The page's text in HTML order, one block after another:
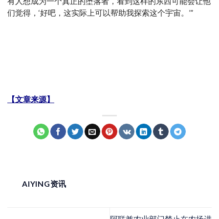
们觉得，‘好吧，这实际上可以帮助我探索这个宇宙。’”
【文章来源】
AIYING资讯